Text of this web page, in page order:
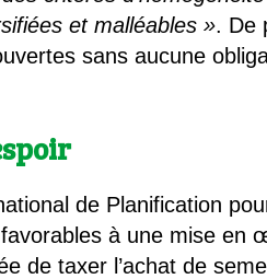
et malléables ». De
sans aucune
de Planification
favorables à une mise
de taxer l’achat de